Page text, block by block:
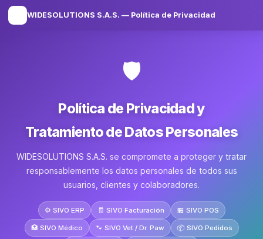
WIDESOLUTIONS S.A.S. — Política de Privacidad
🛡️
Política de Privacidad y
Tratamiento de Datos Personales
WIDESOLUTIONS S.A.S. se compromete a proteger y tratar
responsablemente los datos personales de todos sus
usuarios, clientes y colaboradores.
⚙️ SIVO ERP 🧾 SIVO Facturación 🏪 SIVO POS
🏥 SIVO Médico 🐾 SIVO Vet / Dr. Paw 📦 SIVO Pedidos